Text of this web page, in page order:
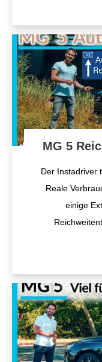
MG 5
Der Instadriver
Reale
einige